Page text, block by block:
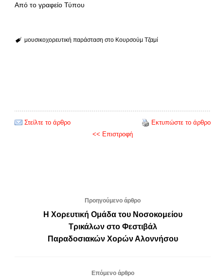
Από το γραφείο Τύπου
μουσικοχορευτική παράσταση στο Κουρσούμ Τζαμί
Στείλτε το άρθρο
Εκτυπώστε το άρθρο
<< Επιστροφή
Προηγούμενο άρθρο
Η Χορευτική Ομάδα του Νοσοκομείου
Τρικάλων στο Φεστιβάλ
Παραδοσιακών Χορών Αλοννήσου
Επόμενο άρθρο